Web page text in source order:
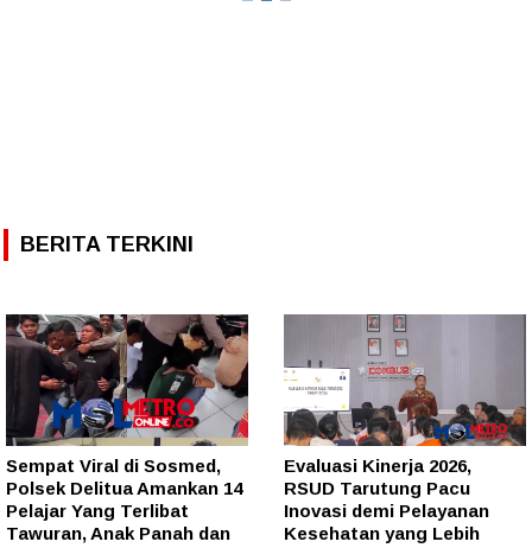
BERITA TERKINI
Sempat Viral di Sosmed,
Polsek Delitua Amankan 14
Pelajar Yang Terlibat
Tawuran, Anak Panah dan
Evaluasi Kinerja 2026,
RSUD Tarutung Pacu
Inovasi demi Pelayanan
Kesehatan yang Lebih